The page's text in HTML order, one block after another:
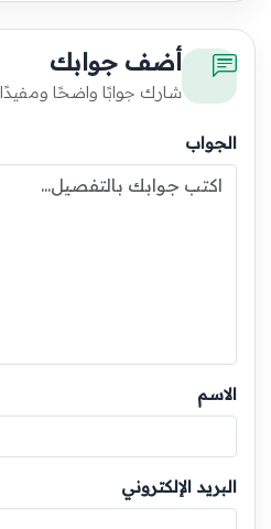
أضف جوابك
شارك جوابًا واضحًا
الجواب
الاسم
البريد الإلكتروني